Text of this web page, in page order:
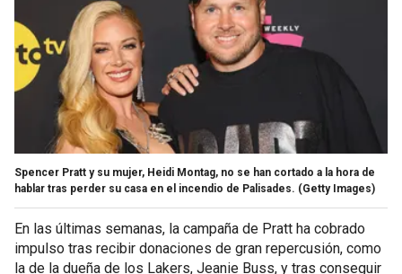
Spencer Pratt y su mujer, Heidi Montag, no se han cortado a la hora de
hablar tras perder su casa en el incendio de Palisades. (Getty Images)
En las últimas semanas, la campaña de Pratt ha cobrado
impulso tras recibir donaciones de gran repercusión, como
la de la dueña de los Lakers, Jeanie Buss, y tras conseguir